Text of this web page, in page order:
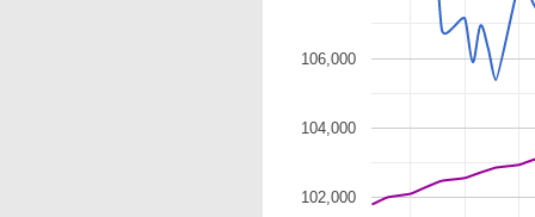
102,000
104,000
106,000